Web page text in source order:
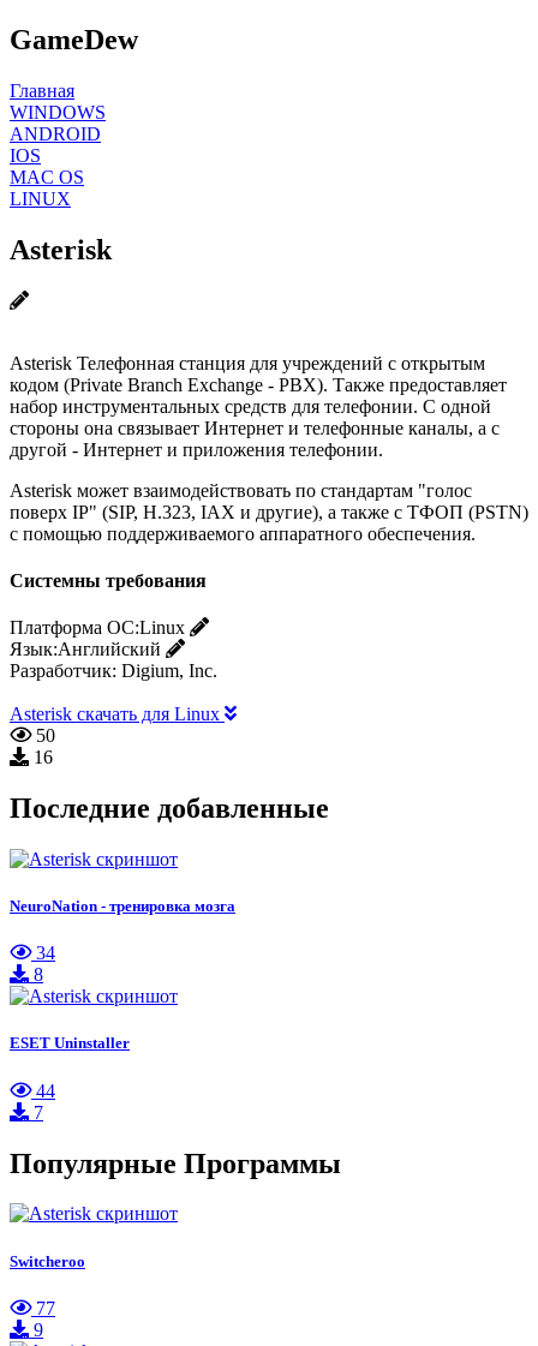
GameDew
Главная
WINDOWS
ANDROID
IOS
MAC OS
LINUX
Asterisk
Asterisk Телефонная станция для учреждений с открытым
кодом (Private Branch Exchange - PBX). Также предоставляет
набор инструментальных средств для телефонии. С одной
стороны она связывает Интернет и телефонные каналы, а с
другой - Интернет и приложения телефонии.
Asterisk может взаимодействовать по стандартам "голос
поверх IP" (SIP, H.323, IAX и другие), а также с ТФОП (PSTN)
с помощью поддерживаемого аппаратного обеспечения.
Системны требования
Платформа ОС:Linux
Язык:Английский
Разработчик: Digium, Inc.
Asterisk скачать для Linux
50
16
Последние добавленные
NeuroNation - тренировка мозга
34
8
ESET Uninstaller
44
7
Популярные Программы
Switcheroo
77
9